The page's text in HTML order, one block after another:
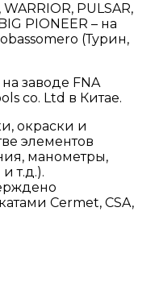
PULSAR,
PIONEER – на
(Турин,
заводе FNA
co. Ltd в Китае.
окраски и
элементов
манометры,
т.д.).
Cermet, CSA,